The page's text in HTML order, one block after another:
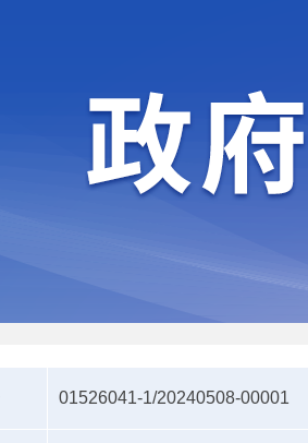
01526041-1/20240508-00001